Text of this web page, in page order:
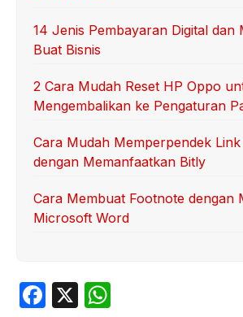
14 Jenis Pembayaran Digital dan
Buat Bisnis
2 Cara Mudah Reset HP Oppo
Mengembalikan ke Pengaturan
Cara Mudah Memperpendek
dengan Memanfaatkan Bitly
Cara Membuat Footnote dengan
Microsoft Word
F
X